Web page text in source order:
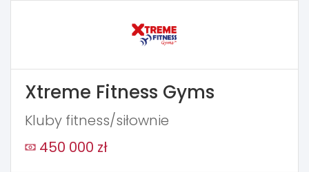
Xtreme Fitness Gyms
Kluby fitness/siłownie
450 000 zł